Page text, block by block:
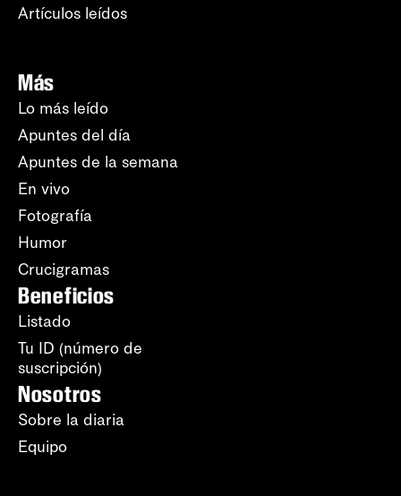
Artículos leídos
Más
Lo más leído
Apuntes del día
Apuntes de la semana
En vivo
Fotografía
Humor
Crucigramas
Beneficios
Listado
Tu ID (número de
suscripción)
Nosotros
Sobre la diaria
Equipo